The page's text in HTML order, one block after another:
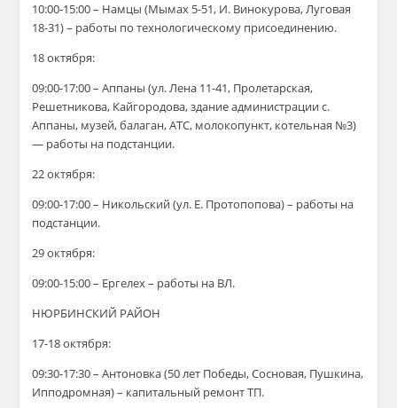
10:00-15:00 – Намцы (Мымах 5-51, И. Винокурова, Луговая
18-31) – работы по технологическому присоединению.
18 октября:
09:00-17:00 – Аппаны (ул. Лена 11-41, Пролетарская,
Решетникова, Кайгородова, здание администрации с.
Аппаны, музей, балаган, АТС, молокопункт, котельная №3)
— работы на подстанции.
22 октября:
09:00-17:00 – Никольский (ул. Е. Протопопова) – работы на
подстанции.
29 октября:
09:00-15:00 – Ергелех – работы на ВЛ.
НЮРБИНСКИЙ РАЙОН
17-18 октября:
09:30-17:30 – Антоновка (50 лет Победы, Сосновая, Пушкина,
Ипподромная) – капитальный ремонт ТП.